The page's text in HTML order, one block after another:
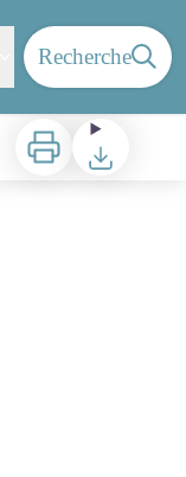
Recherche
Imprimer Télécharger